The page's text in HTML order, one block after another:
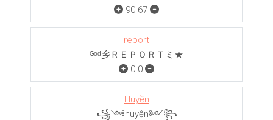
90 67
report
ᴳᵒᵈ乡ＲＥＰＯＲＴミ★
0 0
Huyền
꧁༺huyền༻꧂